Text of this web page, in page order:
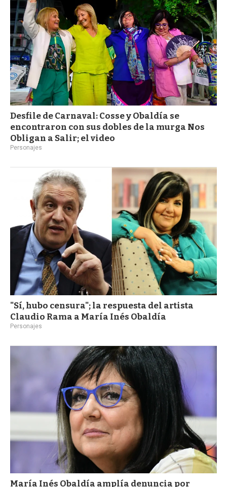
Desfile de Carnaval: Cosse y Obaldía se
encontraron con sus dobles de la murga Nos
Obligan a Salir; el video
Personajes
"Sí, hubo censura"; la respuesta del artista
Claudio Rama a María Inés Obaldía
Personajes
María Inés Obaldía amplía denuncia por